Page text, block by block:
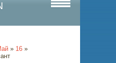
» 16 »